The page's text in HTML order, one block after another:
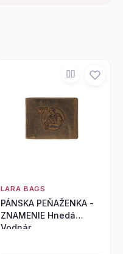
LARA BAGS
PÁNSKA PEŇAŽENKA -
ZNAMENIE Hnedá
Vodnár